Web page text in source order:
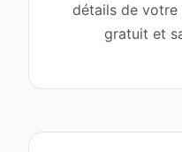
détails de votre
gratuit et